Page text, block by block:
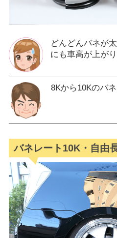
どんどんバネが
にも車高が上が
8Kから10Kのバ
バネレート10K・自由